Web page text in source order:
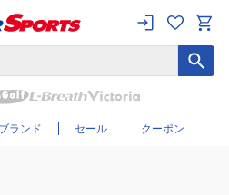
ブランド セール クーポン
さらに絞り込む